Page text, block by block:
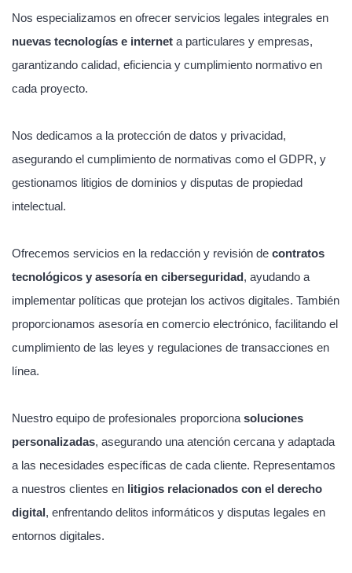
Nos especializamos en ofrecer servicios legales integrales en
nuevas tecnologías e internet a particulares y empresas,
garantizando calidad, eficiencia y cumplimiento normativo en
cada proyecto.
Nos dedicamos a la protección de datos y privacidad,
asegurando el cumplimiento de normativas como el GDPR, y
gestionamos litigios de dominios y disputas de propiedad
intelectual.
Ofrecemos servicios en la redacción y revisión de contratos
tecnológicos y asesoría en ciberseguridad, ayudando a
implementar políticas que protejan los activos digitales. También
proporcionamos asesoría en comercio electrónico, facilitando el
cumplimiento de las leyes y regulaciones de transacciones en
línea.
Nuestro equipo de profesionales proporciona soluciones
personalizadas, asegurando una atención cercana y adaptada
a las necesidades específicas de cada cliente. Representamos
a nuestros clientes en litigios relacionados con el derecho
digital, enfrentando delitos informáticos y disputas legales en
entornos digitales.